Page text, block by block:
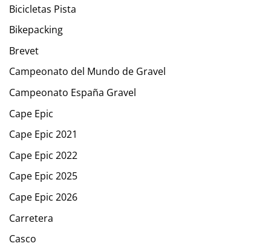
Bicicletas Pista
Bikepacking
Brevet
Campeonato del Mundo de Gravel
Campeonato España Gravel
Cape Epic
Cape Epic 2021
Cape Epic 2022
Cape Epic 2025
Cape Epic 2026
Carretera
Casco